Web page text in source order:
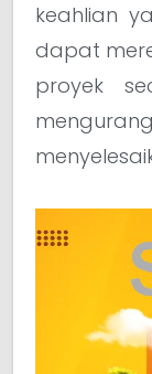
keahlian
dapat
proyek